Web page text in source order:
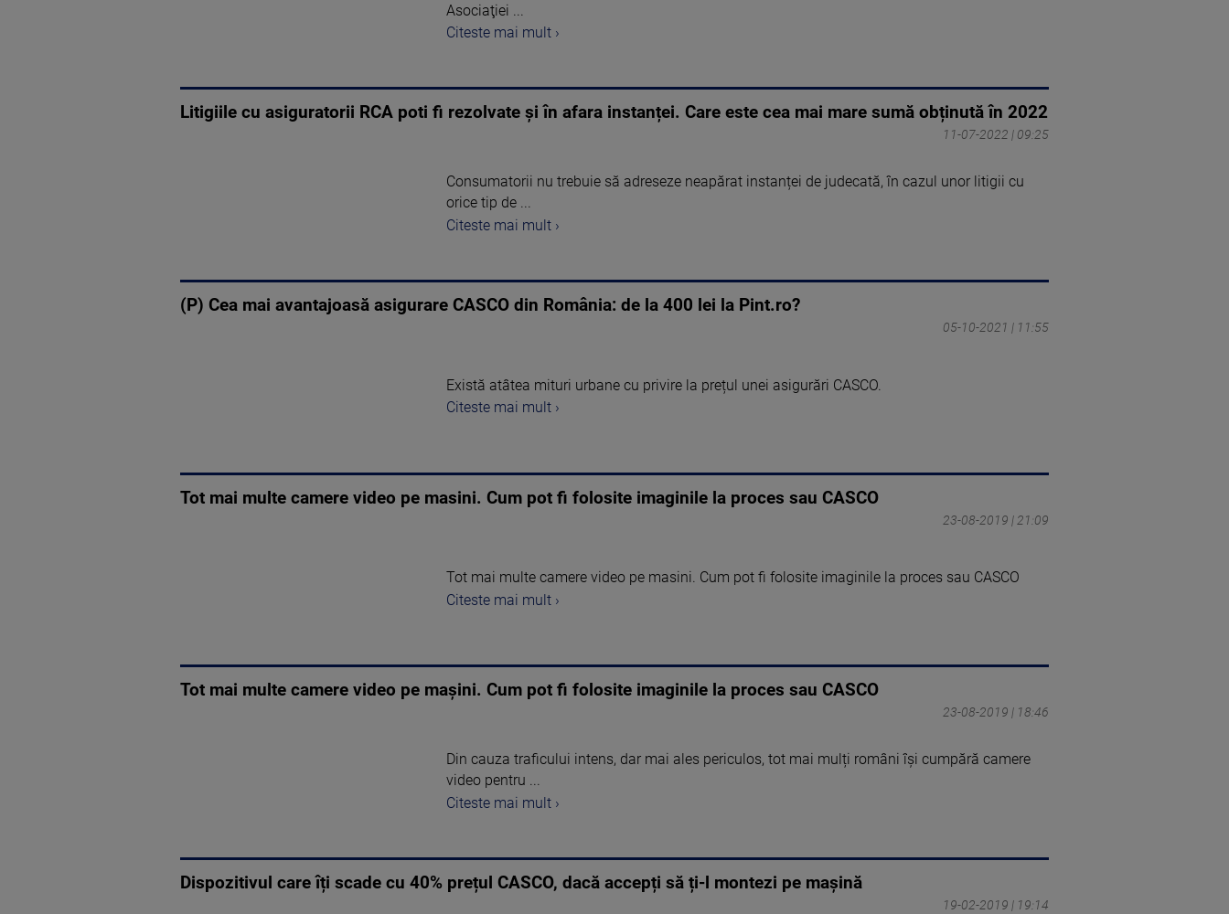
Asociaţiei ...
Citeste mai mult ›
Litigiile cu asiguratorii RCA poti fi rezolvate și în afara instanței. Care este cea mai mare sumă obținută în 2022
11-07-2022 | 09:25
Consumatorii nu trebuie să adreseze neapărat instanței de judecată, în cazul unor litigii cu
orice tip de ...
Citeste mai mult ›
(P) Cea mai avantajoasă asigurare CASCO din România: de la 400 lei la Pint.ro?
05-10-2021 | 11:55
Există atâtea mituri urbane cu privire la prețul unei asigurări CASCO.
Citeste mai mult ›
Tot mai multe camere video pe masini. Cum pot fi folosite imaginile la proces sau CASCO
23-08-2019 | 21:09
Tot mai multe camere video pe masini. Cum pot fi folosite imaginile la proces sau CASCO
Citeste mai mult ›
Tot mai multe camere video pe maşini. Cum pot fi folosite imaginile la proces sau CASCO
23-08-2019 | 18:46
Din cauza traficului intens, dar mai ales periculos, tot mai mulți români își cumpără camere
video pentru ...
Citeste mai mult ›
Dispozitivul care îți scade cu 40% prețul CASCO, dacă accepți să ți-l montezi pe mașină
19-02-2019 | 19:14